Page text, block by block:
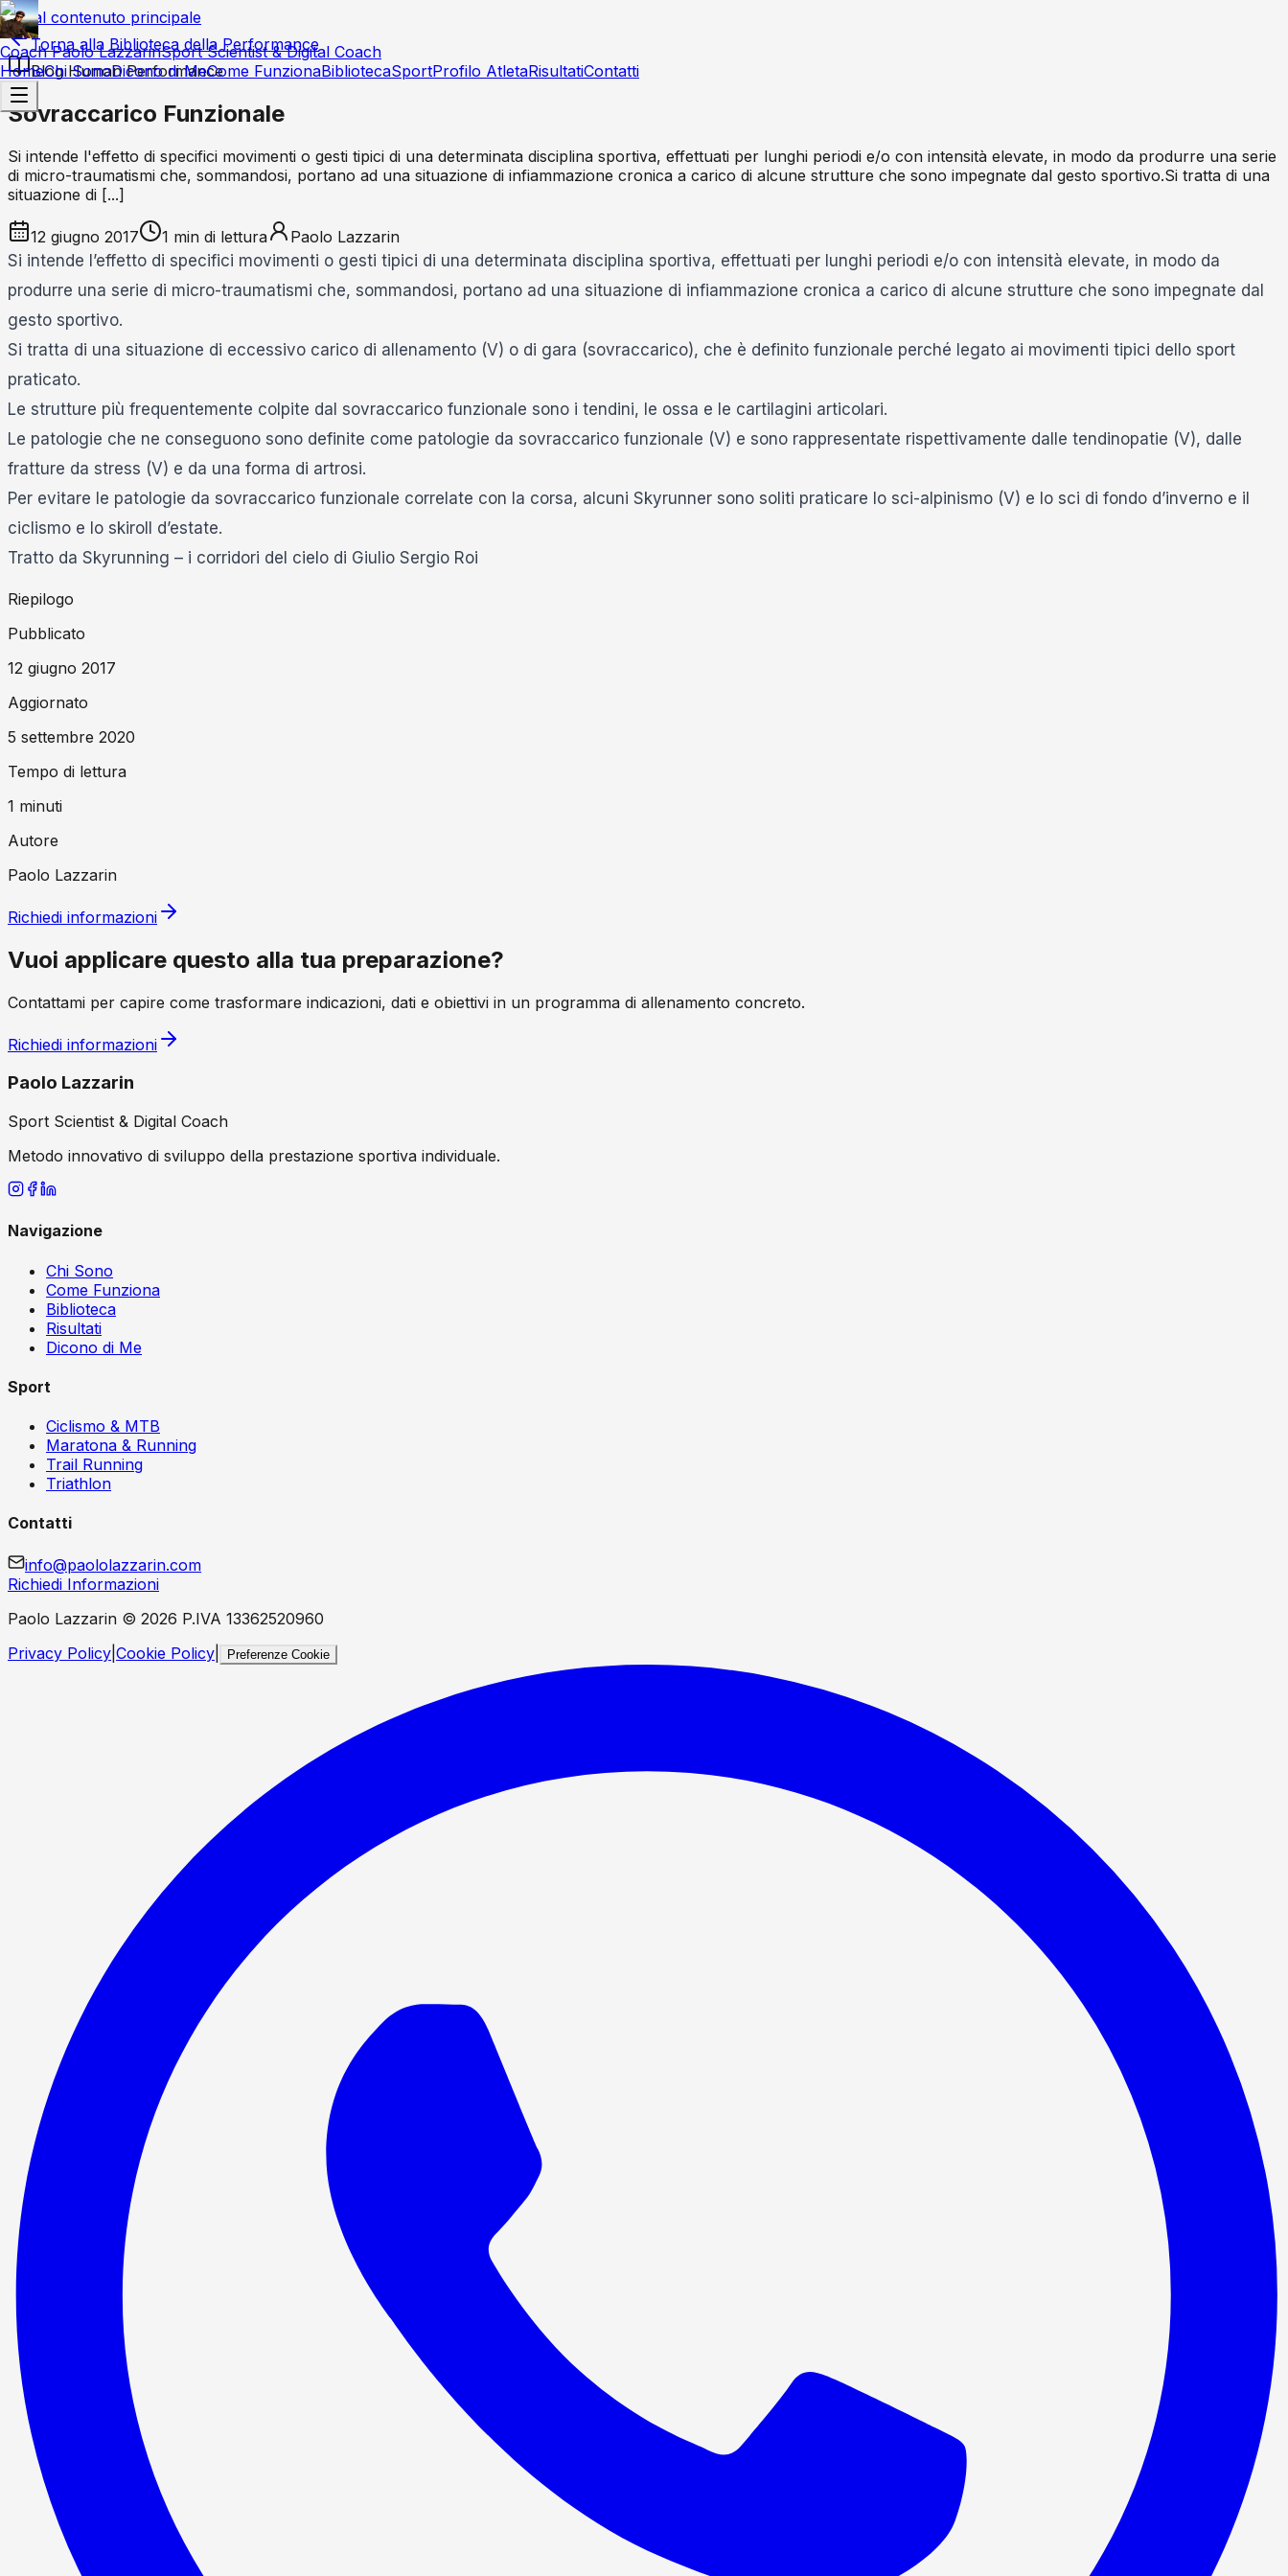
Vai al contenuto principale
Coach Paolo LazzarinSport Scientist & Digital Coach
HomeChi SonoDicono di MeCome FunzionaBibliotecaSportProfilo AtletaRisultatiContatti
Torna alla Biblioteca della Performance
Blog Human Performance
Sovraccarico Funzionale
Si intende l'effetto di specifici movimenti o gesti tipici di una determinata disciplina sportiva, effettuati per lunghi periodi e/o con intensità elevate, in modo da produrre una serie
di micro-traumatismi che, sommandosi, portano ad una situazione di infiammazione cronica a carico di alcune strutture che sono impegnate dal gesto sportivo.Si tratta di una
situazione di [...]
12 giugno 2017 1 min di lettura
Paolo Lazzarin
Si intende l’effetto di specifici movimenti o gesti tipici di una determinata disciplina sportiva, effettuati per lunghi periodi e/o con intensità elevate, in modo da
produrre una serie di micro-traumatismi che, sommandosi, portano ad una situazione di infiammazione cronica a carico di alcune strutture che sono impegnate dal
gesto sportivo.
Si tratta di una situazione di eccessivo carico di allenamento (V) o di gara (sovraccarico), che è definito funzionale perché legato ai movimenti tipici dello sport
praticato.
Le strutture più frequentemente colpite dal sovraccarico funzionale sono i tendini, le ossa e le cartilagini articolari.
Le patologie che ne conseguono sono definite come patologie da sovraccarico funzionale (V) e sono rappresentate rispettivamente dalle tendinopatie (V), dalle
fratture da stress (V) e da una forma di artrosi.
Per evitare le patologie da sovraccarico funzionale correlate con la corsa, alcuni Skyrunner sono soliti praticare lo sci-alpinismo (V) e lo sci di fondo d’inverno e il
ciclismo e lo skiroll d’estate.
Tratto da Skyrunning – i corridori del cielo di Giulio Sergio Roi
Riepilogo
Pubblicato
12 giugno 2017
Aggiornato
5 settembre 2020
Tempo di lettura
1 minuti
Autore
Paolo Lazzarin
Richiedi informazioni
Vuoi applicare questo alla tua preparazione?
Contattami per capire come trasformare indicazioni, dati e obiettivi in un programma di allenamento concreto.
Richiedi informazioni
Paolo Lazzarin
Sport Scientist & Digital Coach
Metodo innovativo di sviluppo della prestazione sportiva individuale.
Navigazione
Chi Sono
Come Funziona
Biblioteca
Risultati
Dicono di Me
Sport
Ciclismo & MTB
Maratona & Running
Trail Running
Triathlon
Contatti
info@paololazzarin.com
Richiedi Informazioni
Paolo Lazzarin © 2026 P.IVA 13362520960
Privacy Policy Cookie Policy Preferenze Cookie